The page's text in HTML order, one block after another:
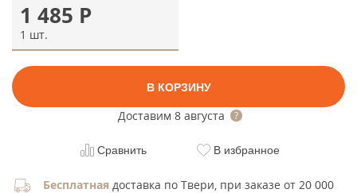
1 485 Р
1 шт.
В КОРЗИНУ
Доставим 8 августа
Сравнить В избранное
Бесплатная доставка по Твери, при заказе от 20 000